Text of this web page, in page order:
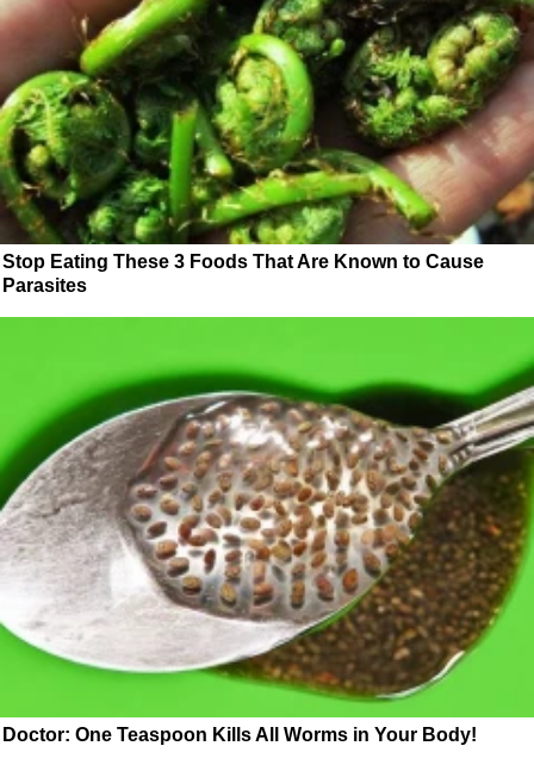
Stop Eating These 3 Foods That Are Known to Cause
Parasites
Doctor: One Teaspoon Kills All Worms in Your Body!